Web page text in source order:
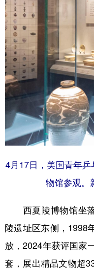
4月17日，美国青年
物馆参观。
西夏陵博物馆坐落
陵遗址区东侧，1998
放，2024年获评国家
套，展出精品文物超